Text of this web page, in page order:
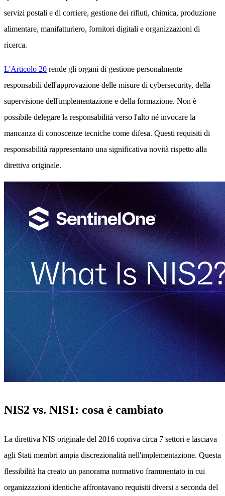
servizi postali e di corriere, gestione dei rifiuti, chimica, produzione
alimentare, manifatturiero, fornitori digitali e organizzazioni di
ricerca.
L'Articolo 20 rende gli organi di gestione personalmente
responsabili dell'approvazione delle misure di cybersecurity, della
supervisione dell'implementazione e della formazione. Non è
possibile delegare la responsabilità verso l'alto né invocare la
mancanza di conoscenze tecniche come difesa. Questi requisiti di
responsabilità rappresentano una significativa novità rispetto alla
direttiva originale.
NIS2 vs. NIS1: cosa è cambiato
La direttiva NIS originale del 2016 copriva circa 7 settori e lasciava
agli Stati membri ampia discrezionalità nell'implementazione. Questa
flessibilità ha creato un panorama normativo frammentato in cui
organizzazioni identiche affrontavano requisiti diversi a seconda del